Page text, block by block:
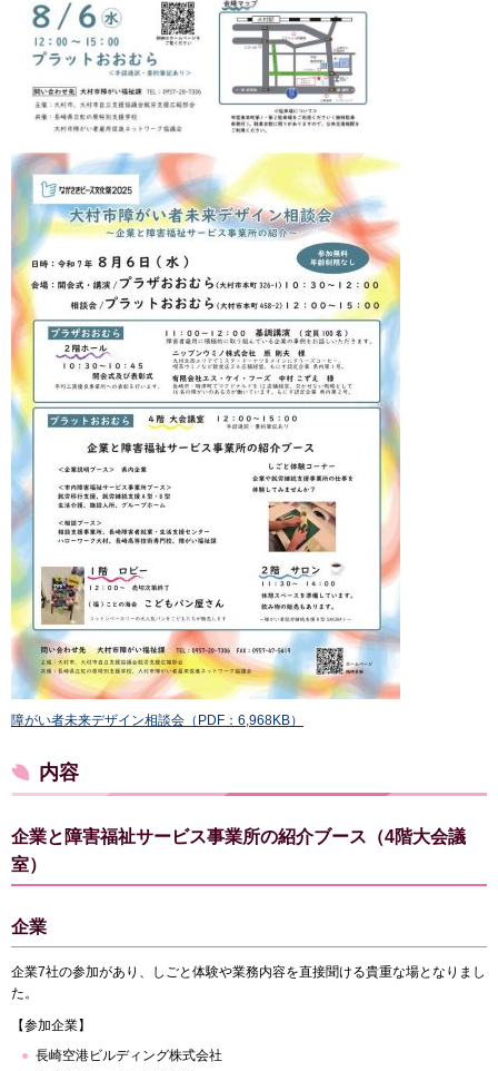
障がい者未来デザイン相談会（PDF：6,968KB）
内容
企業と障害福祉サービス事業所の紹介ブース（4階大会議
室）
企業
企業7社の参加があり、しごと体験や業務内容を直接聞ける貴重な場となりまし
た。
【参加企業】
長崎空港ビルディング株式会社